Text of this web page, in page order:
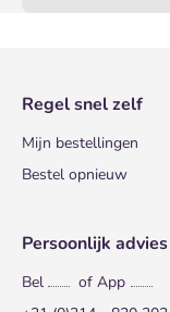
Regel snel zelf
Mijn bestellingen
Bestel opnieuw
Persoonlijk advies
Bel
of App